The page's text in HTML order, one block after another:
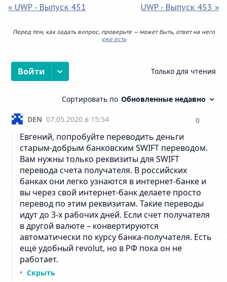
« UWP - Выпуск 451 UWP - Выпуск 453 »
Перед тем, как задать вопрос, проверьте — может быть, ответ на него
уже есть